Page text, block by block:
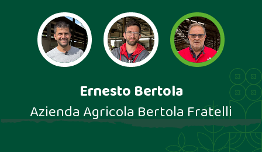
Ernesto Bertola
Azienda Agricola Bertola Fratelli